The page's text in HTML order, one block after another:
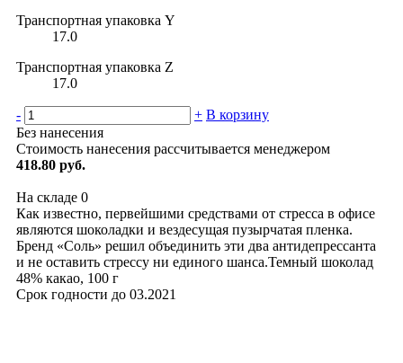
Транспортная упаковка Y
17.0
Транспортная упаковка Z
17.0
- + В корзину
Без нанесения
Стоимость нанесения рассчитывается менеджером
418.80 руб.
На складе 0
Как известно, первейшими средствами от стресса в офисе
являются шоколадки и вездесущая пузырчатая пленка.
Бренд «Соль» решил объединить эти два антидепрессанта
и не оставить стрессу ни единого шанса.Темный шоколад
48% какао, 100 г
Срок годности до 03.2021